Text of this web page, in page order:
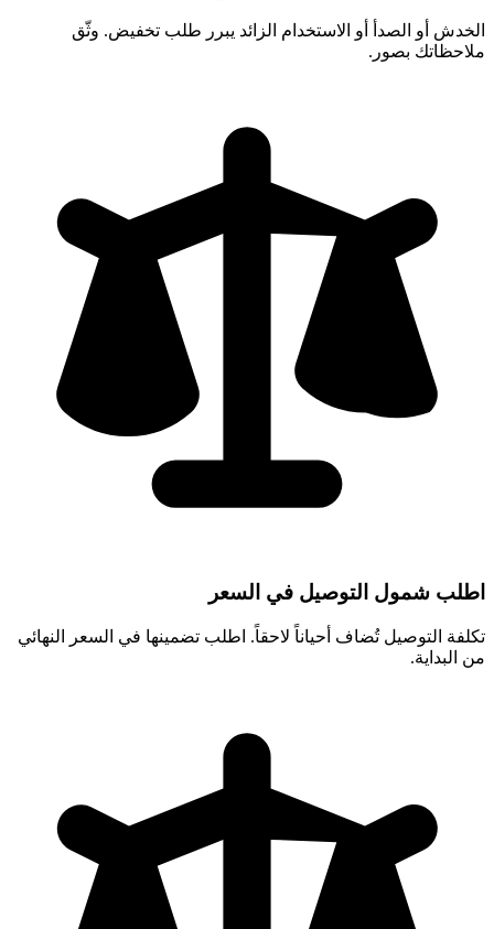
الخدش أو الصدأ أو الاستخدام الزائد يبرر طلب تخفيض. وثّق
ملاحظاتك بصور.
اطلب شمول التوصيل في السعر
تكلفة التوصيل تُضاف أحياناً لاحقاً. اطلب تضمينها في السعر النهائي
من البداية.